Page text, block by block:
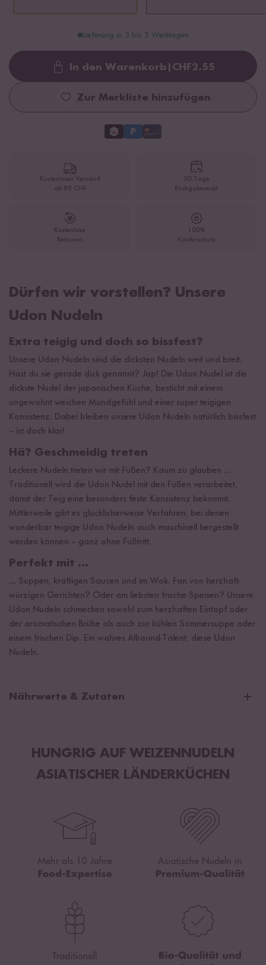
Lieferung in 3 bis 5 Werktagen
Loading...
In den Warenkorb CHF2.55
Zur Merkliste hinzufügen
Kostenloser Versand
ab 89 CHF
30 Tage
Rückgaberecht
Kostenlose
Retouren
100%
Käuferschutz
Dürfen wir vorstellen? Unsere
Udon Nudeln
Extra teigig und doch so bissfest?
Unsere Udon Nudeln sind die dicksten Nudeln weit und breit.
Hast du sie gerade dick genannt? Jap! Die Udon Nudel ist die
dickste Nudel der japanischen Küche, besticht mit einem
ungewohnt weichen Mundgefühl und einer super teigigen
Konsistenz. Dabei bleiben unsere Udon Nudeln natürlich bissfest
– ist doch klar!
Hä? Geschmeidig treten
Leckere Nudeln treten wir mit Füßen? Kaum zu glauben …
Traditionell wird die Udon Nudel mit den Füßen verarbeitet,
damit der Teig eine besonders feste Konsistenz bekommt.
Mittlerweile gibt es glücklicherweise Verfahren, bei denen
wunderbar teigige Udon Nudeln auch maschinell hergestellt
werden können – ganz ohne Fußtritt.
Perfekt mit ...
… Suppen, kräftigen Saucen und im Wok. Fan von herzhaft-
würzigen Gerichten? Oder am liebsten frische Speisen? Unsere
Udon Nudeln schmecken sowohl zum herzhaften Eintopf oder
der aromatischen Brühe als auch zur kühlen Sommersuppe oder
einem frischen Dip. Ein wahres Allround-Talent, diese Udon
Nudeln.
Nährwerte & Zutaten
davon gesättigte Fettsäuren
davon Zucker
0,03 g
Weizenmehl*.
*aus kontrolliert biologischem Anbau mit der Kontrollnummer NL-
HUNGRIG AUF WEIZENNUDELN
ASIATISCHER LÄNDERKÜCHEN